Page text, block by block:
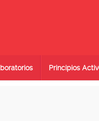
Principios